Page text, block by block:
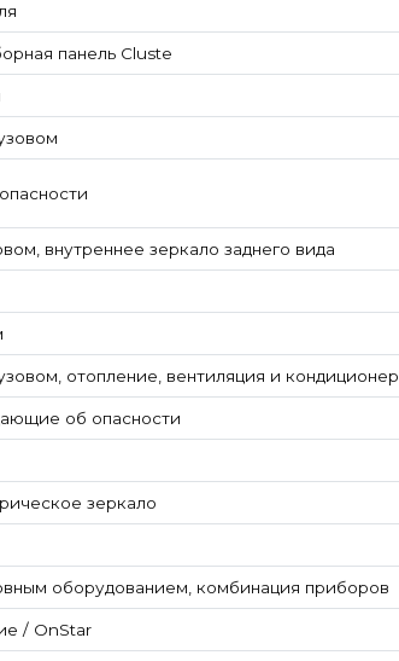
панель Cluste
внутреннее зеркало заднего вида
отопление, вентиляция и кондиционер
об опасности
зеркало
оборудованием, комбинация приборов
/ OnStar